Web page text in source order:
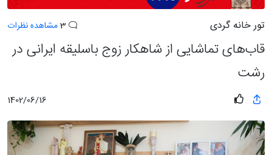
تور خانه گردی مشاهده نظرات
قاب‌های تماشایی از شاهکار زوج باسلیقه ایرانی در
رشت
1402/06/16